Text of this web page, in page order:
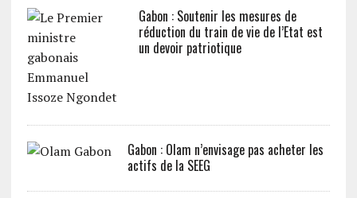
Gabon : Soutenir les mesures de
réduction du train de vie de l’Etat est
un devoir patriotique
Gabon : Olam n’envisage pas acheter les
actifs de la SEEG